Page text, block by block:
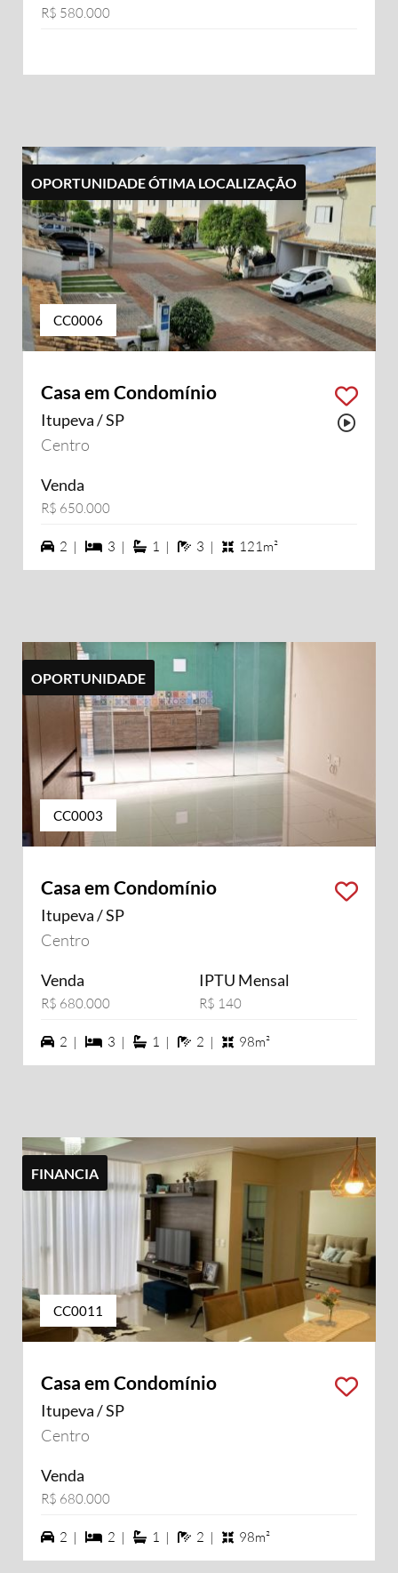
R$ 580.000
OPORTUNIDADE ÓTIMA LOCALIZAÇÃO
CC0006
Casa em Condomínio
Itupeva / SP
Centro
Venda
R$ 650.000
2 vagas na garagem
2 | 3 dormiórios
3 | 1 suítes
1 | 3 banheiros
3 | 121m²
OPORTUNIDADE
CC0003
Casa em Condomínio
Itupeva / SP
Centro
Venda
R$ 680.000
IPTU Mensal
R$ 140
2 vagas na garagem
2 | 3 dormiórios
3 | 1 suítes
1 | 2 banheiros
2 | 98m²
FINANCIA
CC0011
Casa em Condomínio
Itupeva / SP
Centro
Venda
R$ 680.000
2 vagas na garagem
2 | 2 dormiórios
2 | 1 suítes
1 | 2 banheiros
2 | 98m²